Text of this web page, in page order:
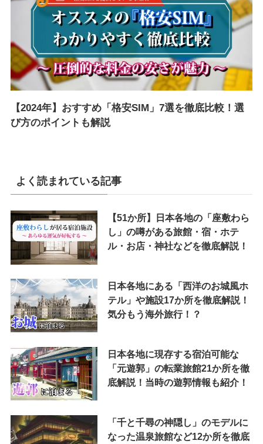
【2024年】おすすめ「格安SIM」7選を徹底比較！選
び方のポイントも解説
よく読まれている記事
【51か所】日本各地の「座敷わら
し」の噂がある旅館・宿・ホテ
ル・お店・神社などを徹底解説！
日本各地にある「西洋のお城風ホ
テル」や施設17か所を徹底解説！
気分もう海外旅行！？
日本各地に現存する宿泊可能な
「元遊郭」の転業旅館21か所を徹
底解説！当時の遊郭情報も紹介！
「千と千尋の神隠し」のモデルに
なった温泉旅館など12か所を徹底